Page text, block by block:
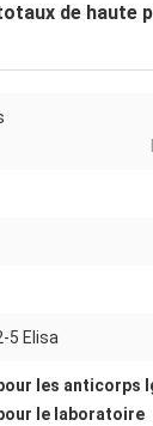
de
5 Elisa
les anticorps
le laboratoire